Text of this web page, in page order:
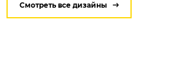
Смотреть все дизайны